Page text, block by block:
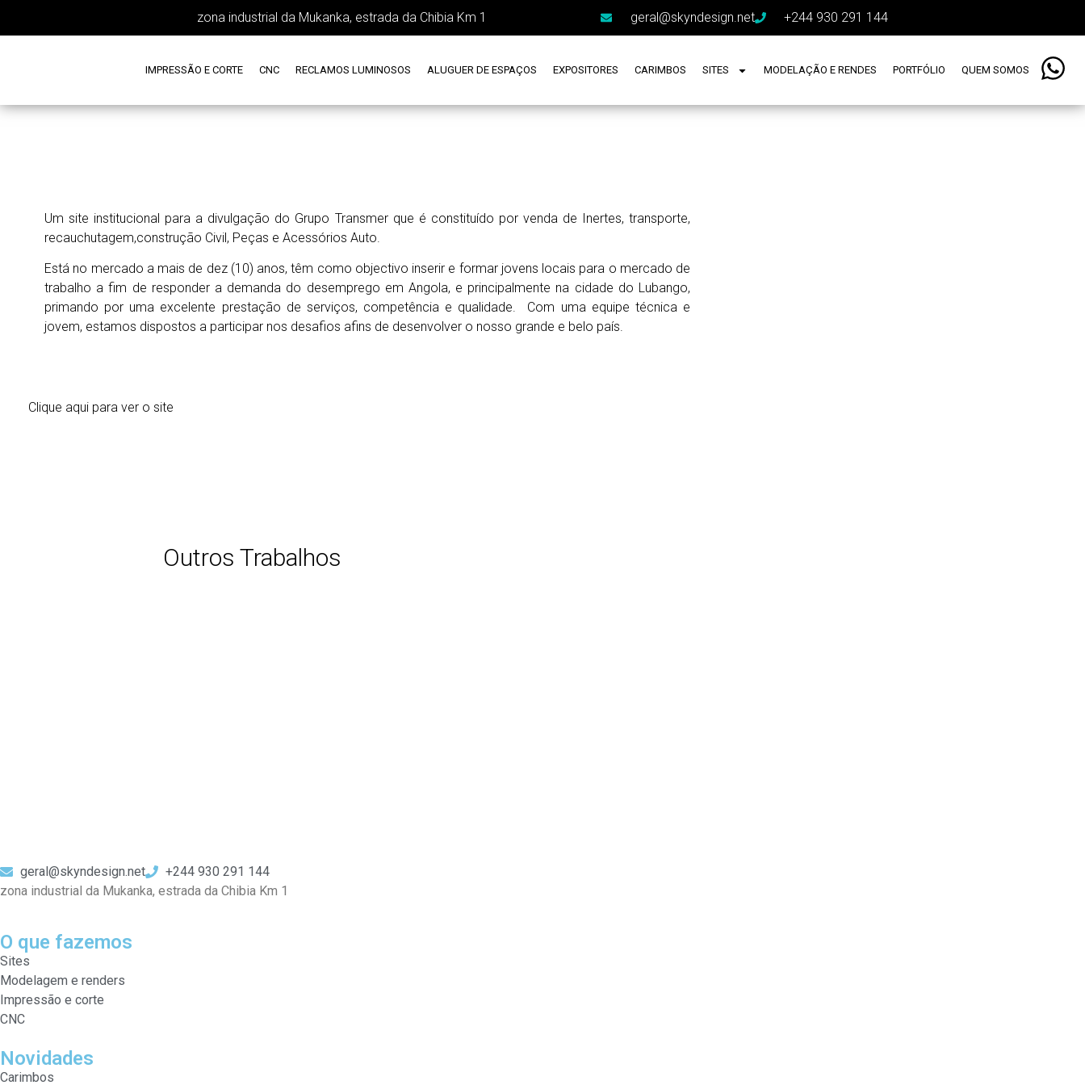
zona industrial da Mukanka, estrada da Chibia Km 1 geral@skyndesign.net +244 930 291 144
IMPRESSÃO E CORTE CNC RECLAMOS LUMINOSOS ALUGUER DE ESPAÇOS EXPOSITORES CARIMBOS SITES MODELAÇÃO E RENDES PORTFÓLIO QUEM SOMOS
Um site institucional para a divulgação do Grupo Transmer que é constituído por venda de Inertes, transporte,
recauchutagem,construção Civil, Peças e Acessórios Auto.
Está no mercado a mais de dez (10) anos, têm como objectivo inserir e formar jovens locais para o mercado de
trabalho a fim de responder a demanda do desemprego em Angola, e principalmente na cidade do Lubango,
primando por uma excelente prestação de serviços, competência e qualidade. Com uma equipe técnica e
jovem, estamos dispostos a participar nos desafios afins de desenvolver o nosso grande e belo país.
Clique aqui para ver o site
Outros Trabalhos
geral@skyndesign.net
+244 930 291 144
zona industrial da Mukanka, estrada da Chibia Km 1
O que fazemos
Sites
Modelagem e renders
Impressão e corte
CNC
Novidades
Carimbos